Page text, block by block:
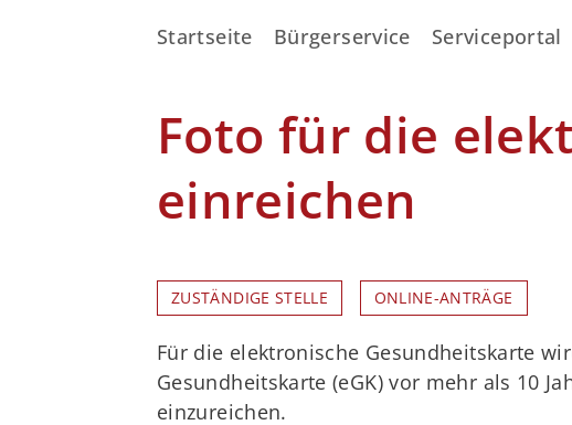
Startseite Bürgerservice Serviceportal
Foto für die
einreichen
ZUSTÄNDIGE STELLE ONLINE-ANTRÄGE
Für die elektronische Gesundheitskarte
Gesundheitskarte (eGK) vor mehr als 10
einzureichen.